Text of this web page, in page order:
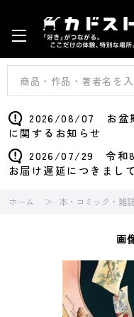
2026/08/07 お盆
に関するお知らせ
2026/07/29 令和8
お届け遅延につきまして
ホーム 本・コミック・雑
画